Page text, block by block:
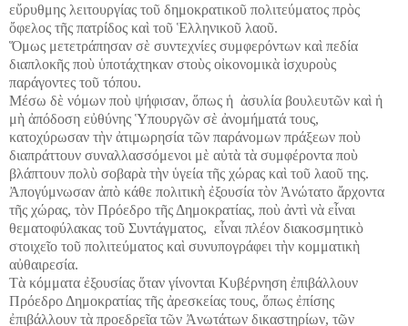
εὔρυθμης λειτουργίας τοῦ δημοκρατικοῦ πολιτεύματος πρὸς
ὄφελος τῆς πατρίδος καὶ τοῦ Ἑλληνικοῦ λαοῦ.
Ὅμως μετετράπησαν σὲ συντεχνίες συμφερόντων καὶ πεδία
διαπλοκῆς ποὺ ὑποτάχτηκαν στοὺς οἰκονομικὰ ἰσχυροὺς
παράγοντες τοῦ τόπου.
Μέσω δὲ νόμων ποὺ ψήφισαν, ὅπως ἡ ἀσυλία βουλευτῶν καὶ ἡ
μὴ ἀπόδοση εὐθύνης Ὑπουργῶν σὲ ἀνομήματά τους,
κατοχύρωσαν τὴν ἀτιμωρησία τῶν παράνομων πράξεων ποὺ
διαπράττουν συναλλασσόμενοι μὲ αὐτὰ τὰ συμφέροντα ποὺ
βλάπτουν πολὺ σοβαρὰ τὴν ὑγεία τῆς χώρας καὶ τοῦ λαοῦ της.
Ἀπογύμνωσαν ἀπὸ κάθε πολιτικὴ ἐξουσία τὸν Ἀνώτατο ἄρχοντα
τῆς χώρας, τὸν Πρόεδρο τῆς Δημοκρατίας, ποὺ ἀντὶ νὰ εἶναι
θεματοφύλακας τοῦ Συντάγματος, εἶναι πλέον διακοσμητικὸ
στοιχεῖο τοῦ πολιτεύματος καὶ συνυπογράφει τὴν κομματικὴ
αὐθαιρεσία.
Τὰ κόμματα ἐξουσίας ὅταν γίνονται Κυβέρνηση ἐπιβάλλουν
Πρόεδρο Δημοκρατίας τῆς ἀρεσκείας τους, ὅπως ἐπίσης
ἐπιβάλλουν τὰ προεδρεῖα τῶν Ἀνωτάτων δικαστηρίων, τῶν